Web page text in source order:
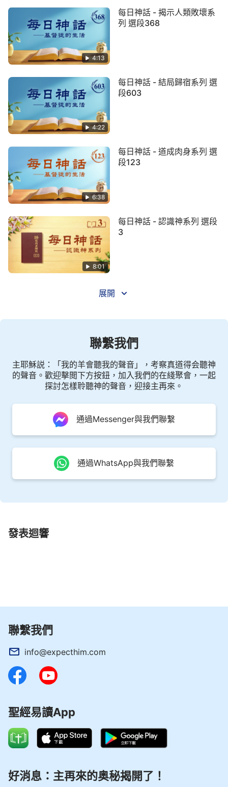
創世的工作而有的，是人類有了敗壞性情以後才有了
經營工作，所以經營人類的工作只包括三部分，并不
是四個步驟，也不是四個時代，這才是正確的説法。
到末了的時代為止，經營工作已經全部結束，經營工
作結束也就意味着拯救全人類的工作已經全部結束，
人類從此便告一段落。如果没有拯救全人類的工作，
那就不存在經營的工作，也不存在三步作工，正因為
人類墮落而且急需拯救，
開始了律法時代的工作，這樣才開始了經營人類的工
内涵之意并不是帶領剛造好（即未經敗壞）的人在地
上生活，而是拯救經撒但敗壞的人類，就是變化被敗
壞的人類，這是「經營人類」的内涵之意。創世的工
作并不包括在拯救人類的工作當中，所以經營人類的
工作不包括創世的工作，只包括創世以外的三步作
工，要知道經營人類的工作就務必得知道三步作工的
歷史，這是每個蒙拯救的人所應當知道的。作為一個
受造之物既應知道人是神造的，也應知道人類敗壞的
起源，更應知道人類蒙拯救的經過。你們若只知道實
行一些規條來獲得神的歡喜，却并不知道神是如何拯
個受造之物的短缺之處了。你不要只滿足于明白一些
概不知，那你就太教條了。三步作工是經營人類工作
的内幕，是全天下福音的降臨，是全人類中最大的奥
秘，也是廣傳福音的根據。你若一心只追求明白一些
與你生命有關的簡單的真理，對這最大的异象、最大
的奥秘你却不知道，那你的生命不就成了只可看却不
可用的殘品了嗎？
人若只注重實行，把神的作工與人該認識的作為
次要的，這不屬于抓了芝麻丢了西瓜嗎？需要你認識
的你務必得認識，需要你實行的你務必得行出來，這
公義、偉大的神，是至高無上的神，是無一個偉人能
關緊要的外皮話，關鍵、實質的話你却一點説不上
方面的异象、真理你都透亮了，心裏對神的作工有認
識了，不論神怎麽作，或是公義的審判，或是熬煉，
你都有最大的异象作根基，也有合適的真理可實行，
這樣你才能跟隨到最終。你應知道神作的無論是什麽
工作，他的工作宗旨不變，他的作工中心不變，對人
的心意不變，無論他的話語多麽嚴厲，無論環境多麽
變。只要不是顯明人的結局，不是顯明人的歸宿，不
是末了的工作，不是結束整個經營計劃的工作，只要
是在作人的期間，他作工的中心就不會改變，始終是
的宗旨就是拯救全人類，就是將人類從撒但權下徹底
4:13
每日神話 - 揭示人類敗壞系
列 選段368
4:22
每日神話 - 結局歸宿系列 選
段603
6:38
每日神話 - 道成肉身系列 選
段123
8:01
每日神話 - 認識神系列 選段
3
展開
聯繫我們
主耶穌説：「我的羊會聽我的聲音」，考察真道得会聽神
的聲音。歡迎擊閲下方按鈕，加入我們的在綫聚會，一起
探討怎樣聆聽神的聲音，迎接主再來。
通過Messenger與我們聯繫
通過WhatsApp與我們聯繫
發表迴響
聯繫我們
info@expecthim.com
聖經易讀App
好消息：主再來的奥秘揭開了！